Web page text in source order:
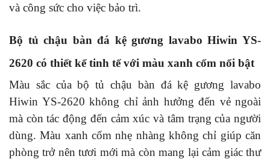
và công sức cho việc bảo trì.
Bộ tủ chậu bàn đá kệ gương lavabo Hiwin YS-
2620 có thiết kế tinh tế với màu xanh cốm nổi bật
Màu sắc của bộ tủ chậu bàn đá kệ gương lavabo
Hiwin YS-2620 không chỉ ảnh hưởng đến vẻ ngoài
mà còn tác động đến cảm xúc và tâm trạng của người
dùng. Màu xanh cốm nhẹ nhàng không chỉ giúp căn
phòng trở nên tươi mới mà còn mang lại cảm giác thư